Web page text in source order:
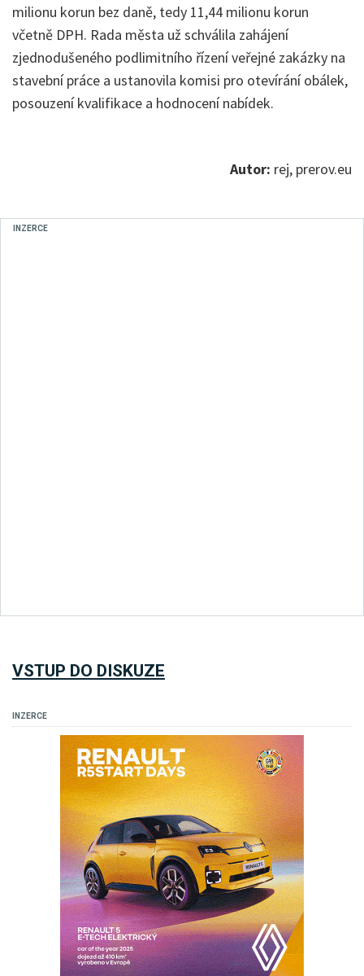
milionu korun bez daně, tedy 11,44 milionu korun
včetně DPH. Rada města už schválila zahájení
zjednodušeného podlimitního řízení veřejné zakázky na
stavební práce a ustanovila komisi pro otevírání obálek,
posouzení kvalifikace a hodnocení nabídek.
Autor: rej, prerov.eu
INZERCE
VSTUP DO DISKUZE
INZERCE